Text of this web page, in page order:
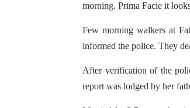
morning. Prima Facie it
Few morning walkers at
informed the police. They
After verification of the
report was lodged by her